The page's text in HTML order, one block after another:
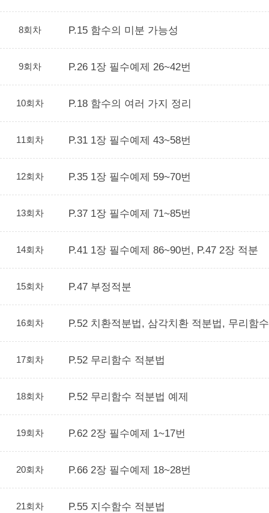
8회차 P.15 함수의 미분 가능성
9회차 P.26 1장 필수예제 26~42번
10회차 P.18 함수의 여러 가지 정리
11회차 P.31 1장 필수예제 43~58번
12회차 P.35 1장 필수예제 59~70번
13회차 P.37 1장 필수예제 71~85번
14회차 P.41 1장 필수예제 86~90번, P.47 2장 적분
15회차 P.47 부정적분
16회차 P.52 치환적분법, 삼각치환 적분법, 무리함
17회차 P.52 무리함수 적분법
18회차 P.52 무리함수 적분법 예제
19회차 P.62 2장 필수예제 1~17번
20회차 P.66 2장 필수예제 18~28번
21회차 P.55 지수함수 적분법